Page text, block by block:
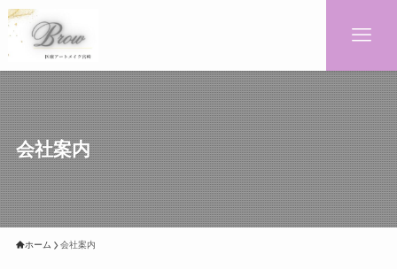
会社案内
ホーム 会社案内